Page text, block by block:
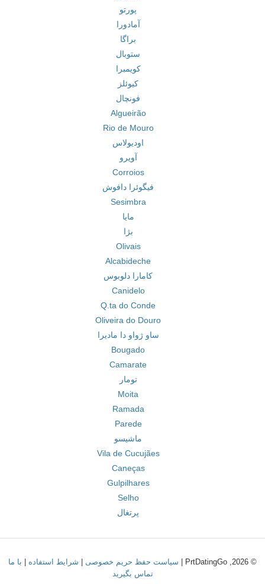
پورتو
آمادورا
براگا
ستوبال
کویمبرا
کیوئلز
فونچال
Algueirão
Rio de Mouro
اودیولاس
آویرو
Corroios
فیگوئرا دافوش
Sesimbra
مایا
بژا
Olivais
Alcabideche
کامارا دلوبوس
Canidelo
Q.ta do Conde
Oliveira do Douro
ساو ژواو دا مادیرا
Bougado
Camarate
تومار
Moita
Ramada
Parede
ماشیسو
Vila de Cucujães
Caneças
Gulpilhares
Selho
پرتغال
© 2026, PrtDatingGo | سیاست حفظ حریم خصوصی شرایط استفاده
با ما
تماس بگیرید